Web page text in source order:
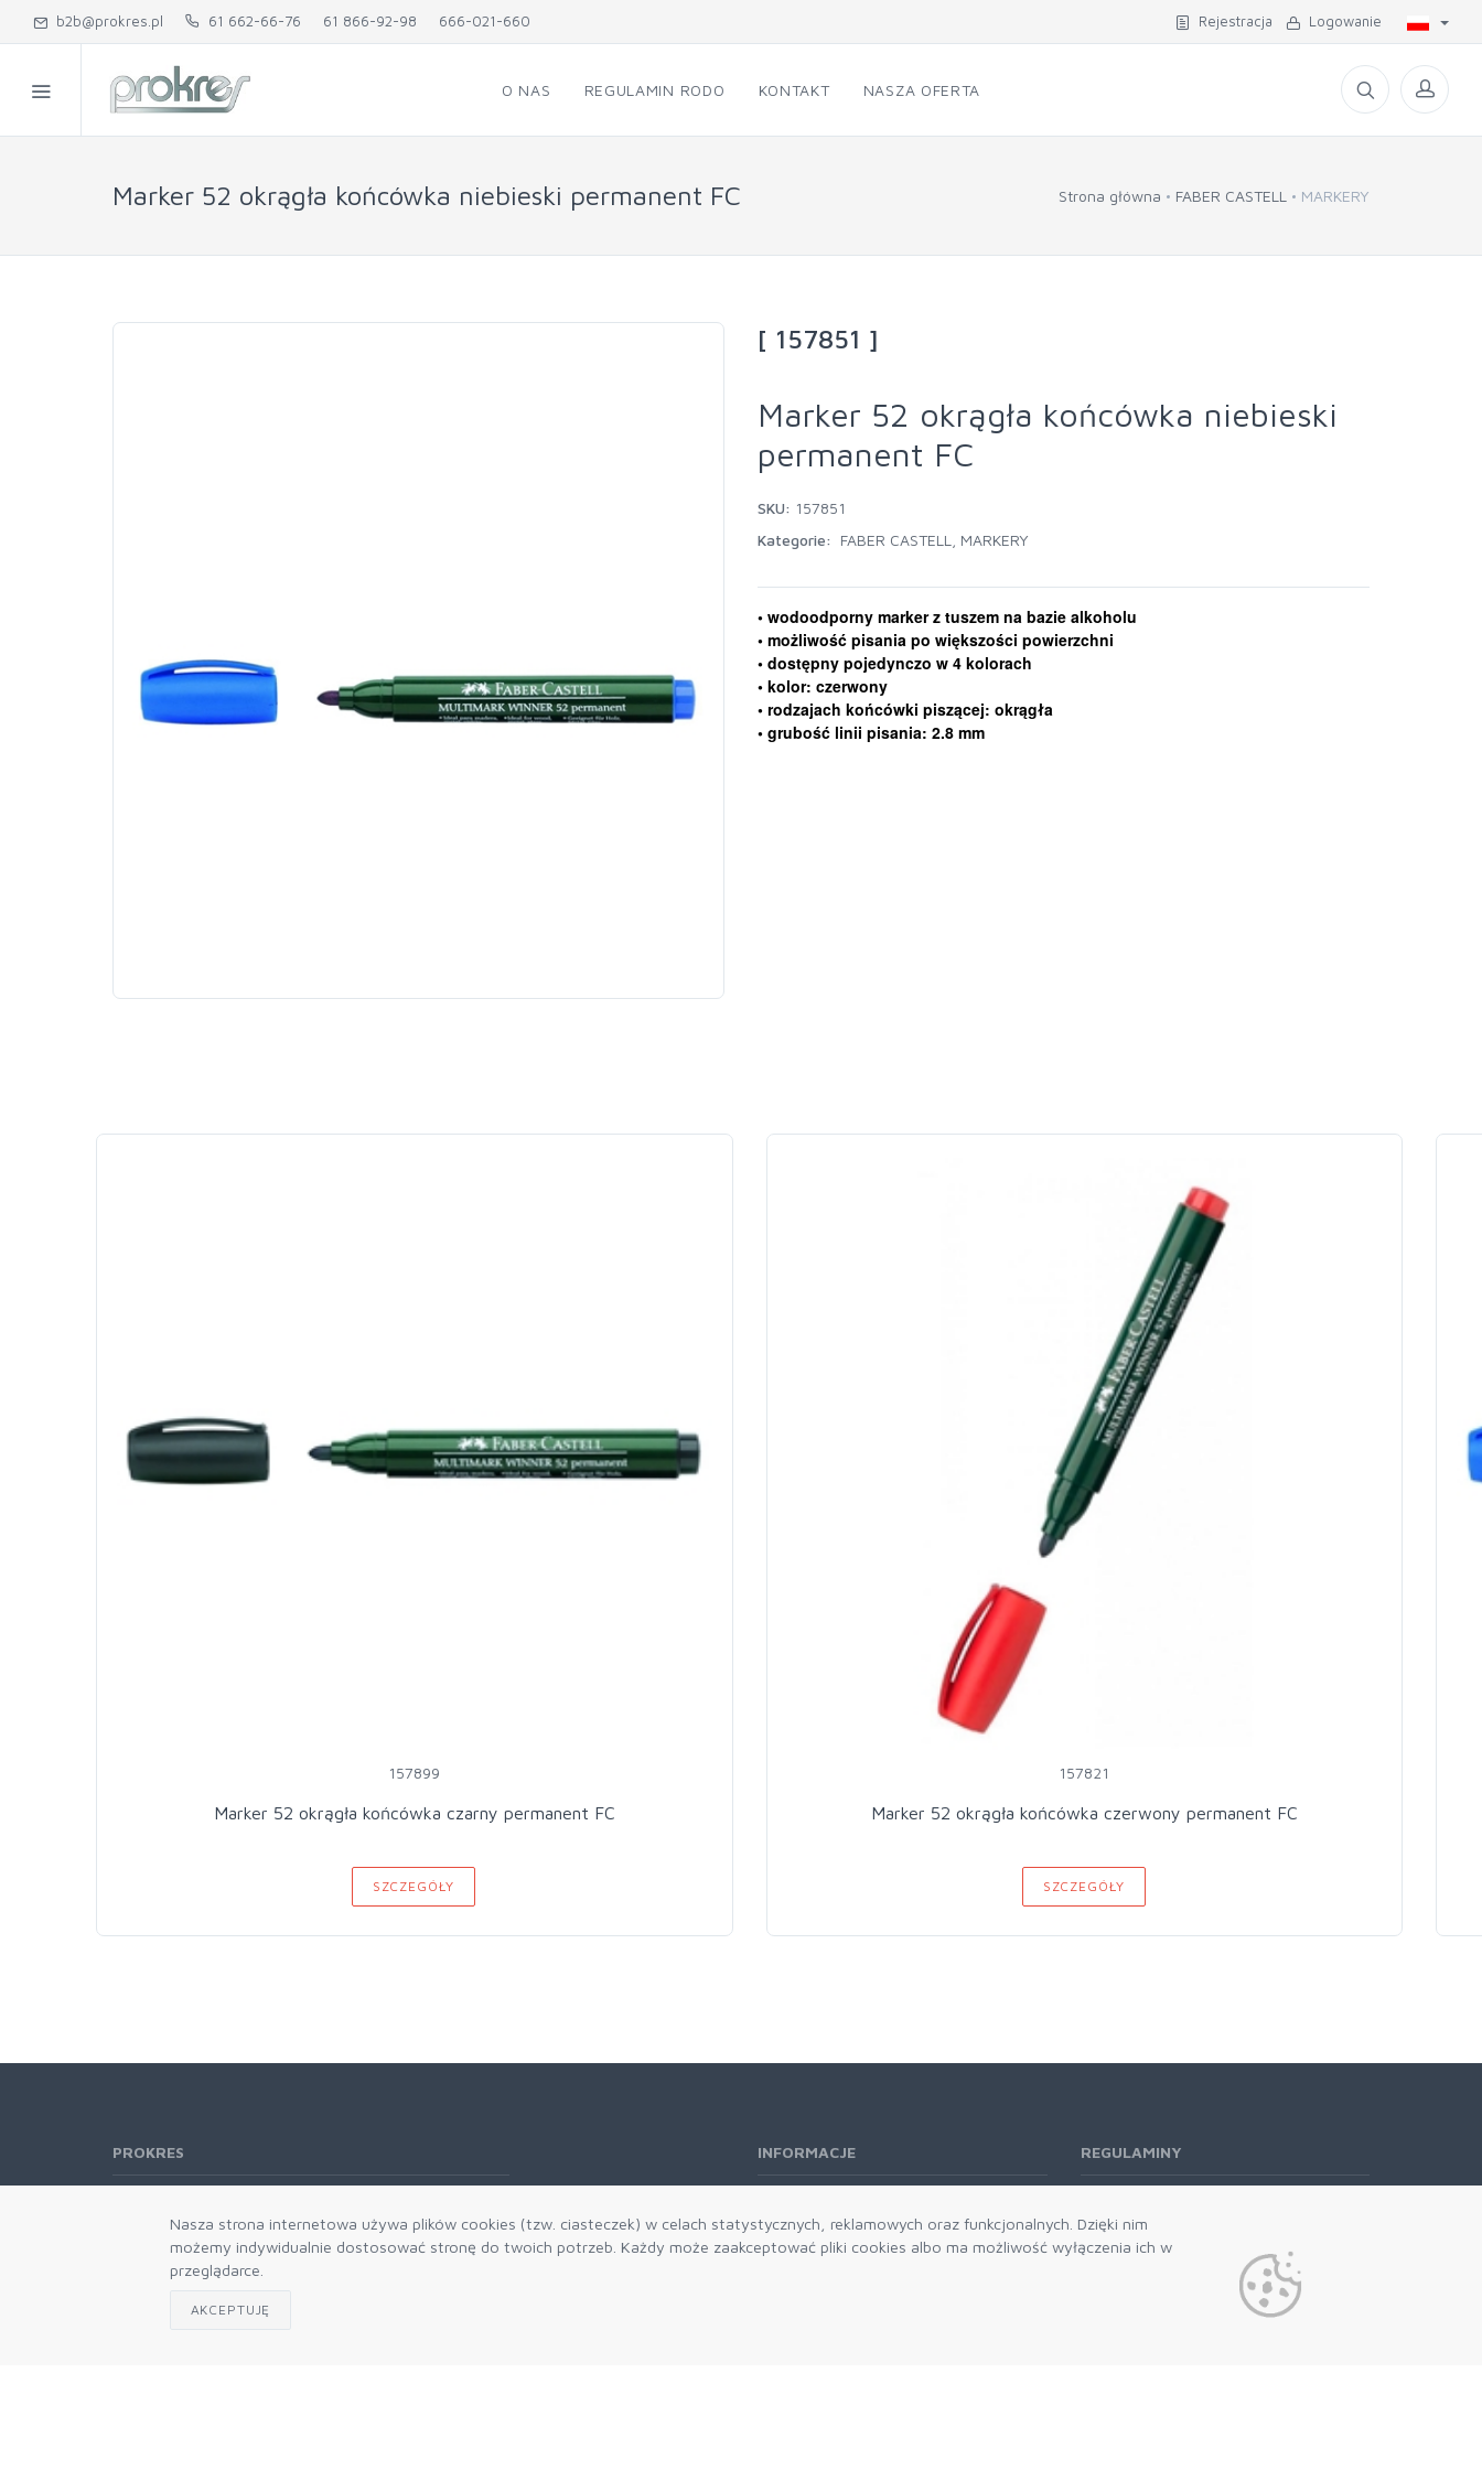
Nasza strona internetowa używa plików cookies (tzw. ciasteczek) w celach statystycznych, reklamowych oraz funkcjonalnych. Dzięki nim
możemy indywidualnie dostosować stronę do twoich potrzeb. Każdy może zaakceptować pliki cookies albo ma możliwość wyłączenia ich w
przeglądarce.
AKCEPTUJĘ
b2b@prokres.pl 61 662-66-76 61 866-92-98 666-021-660 Rejestracja Logowanie
O NAS REGULAMIN RODO KONTAKT NASZA OFERTA
Marker 52 okrągła końcówka niebieski permanent FC Strona główna FABER CASTELL MARKERY
[ 157851 ]
Marker 52 okrągła końcówka niebieski
permanent FC
SKU: 157851
Kategorie:
FABER CASTELL MARKERY
• wodoodporny marker z tuszem na bazie alkoholu
• możliwość pisania po większości powierzchni
• dostępny pojedynczo w 4 kolorach
• kolor: czerwony
• rodzajach końcówki piszącej: okrągła
• grubość linii pisania: 2.8 mm
157899
Marker 52 okrągła końcówka czarny permanent FC
SZCZEGÓŁY
157821
Marker 52 okrągła końcówka czerwony permanent FC
SZCZEGÓŁY
PROKRES
61 866-92-98
666-021-660
Dział handlowy email: prokres@prokres.pl
INFORMACJE
Kontakt
REGULAMINY